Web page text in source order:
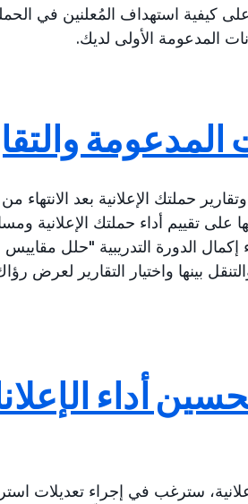
كيفية استهداف المُعلنين في الحملة
المدعومة الأولى لديك.
حملتك الإعلانية بعد الانتهاء
تقييم أداء حملتك الإعلانية
الدورة التدريبية "حلل مقاييس
بينها واختيار التقارير لعرض
أداء
سترغب في إجراء تعديلات